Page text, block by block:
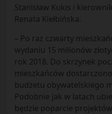
Stanisław Kukis i
Renata Kiełbińska.
– Po raz czwarty
wydaniu 15 milionów
rok 2018. Do skrzynek
mieszkańców
budżetu obywatelskiego
Podobnie jak w latach
będzie poparcie